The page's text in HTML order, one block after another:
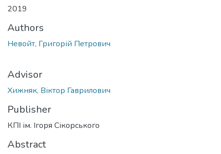
2019
Authors
Невойт, Григорій Петрович
Advisor
Хижняк, Віктор Гаврилович
Publisher
КПІ ім. Ігоря Сікорського
Abstract